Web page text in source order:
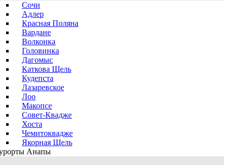
Сочи
Адлер
Красная Поляна
Вардане
Волконка
Головинка
Дагомыс
Каткова Щель
Кудепста
Лазаревское
Лоо
Макопсе
Совет-Квадже
Хоста
Чемитоквадже
Якорная Щель
Анапы